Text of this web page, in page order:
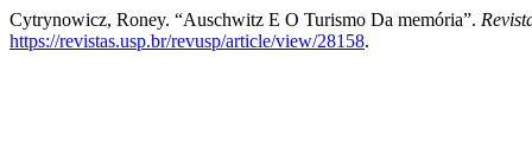
Cytrynowicz, Roney. “Auschwitz E O Turismo Da memória”.
https://revistas.usp.br/revusp/article/view/28158.